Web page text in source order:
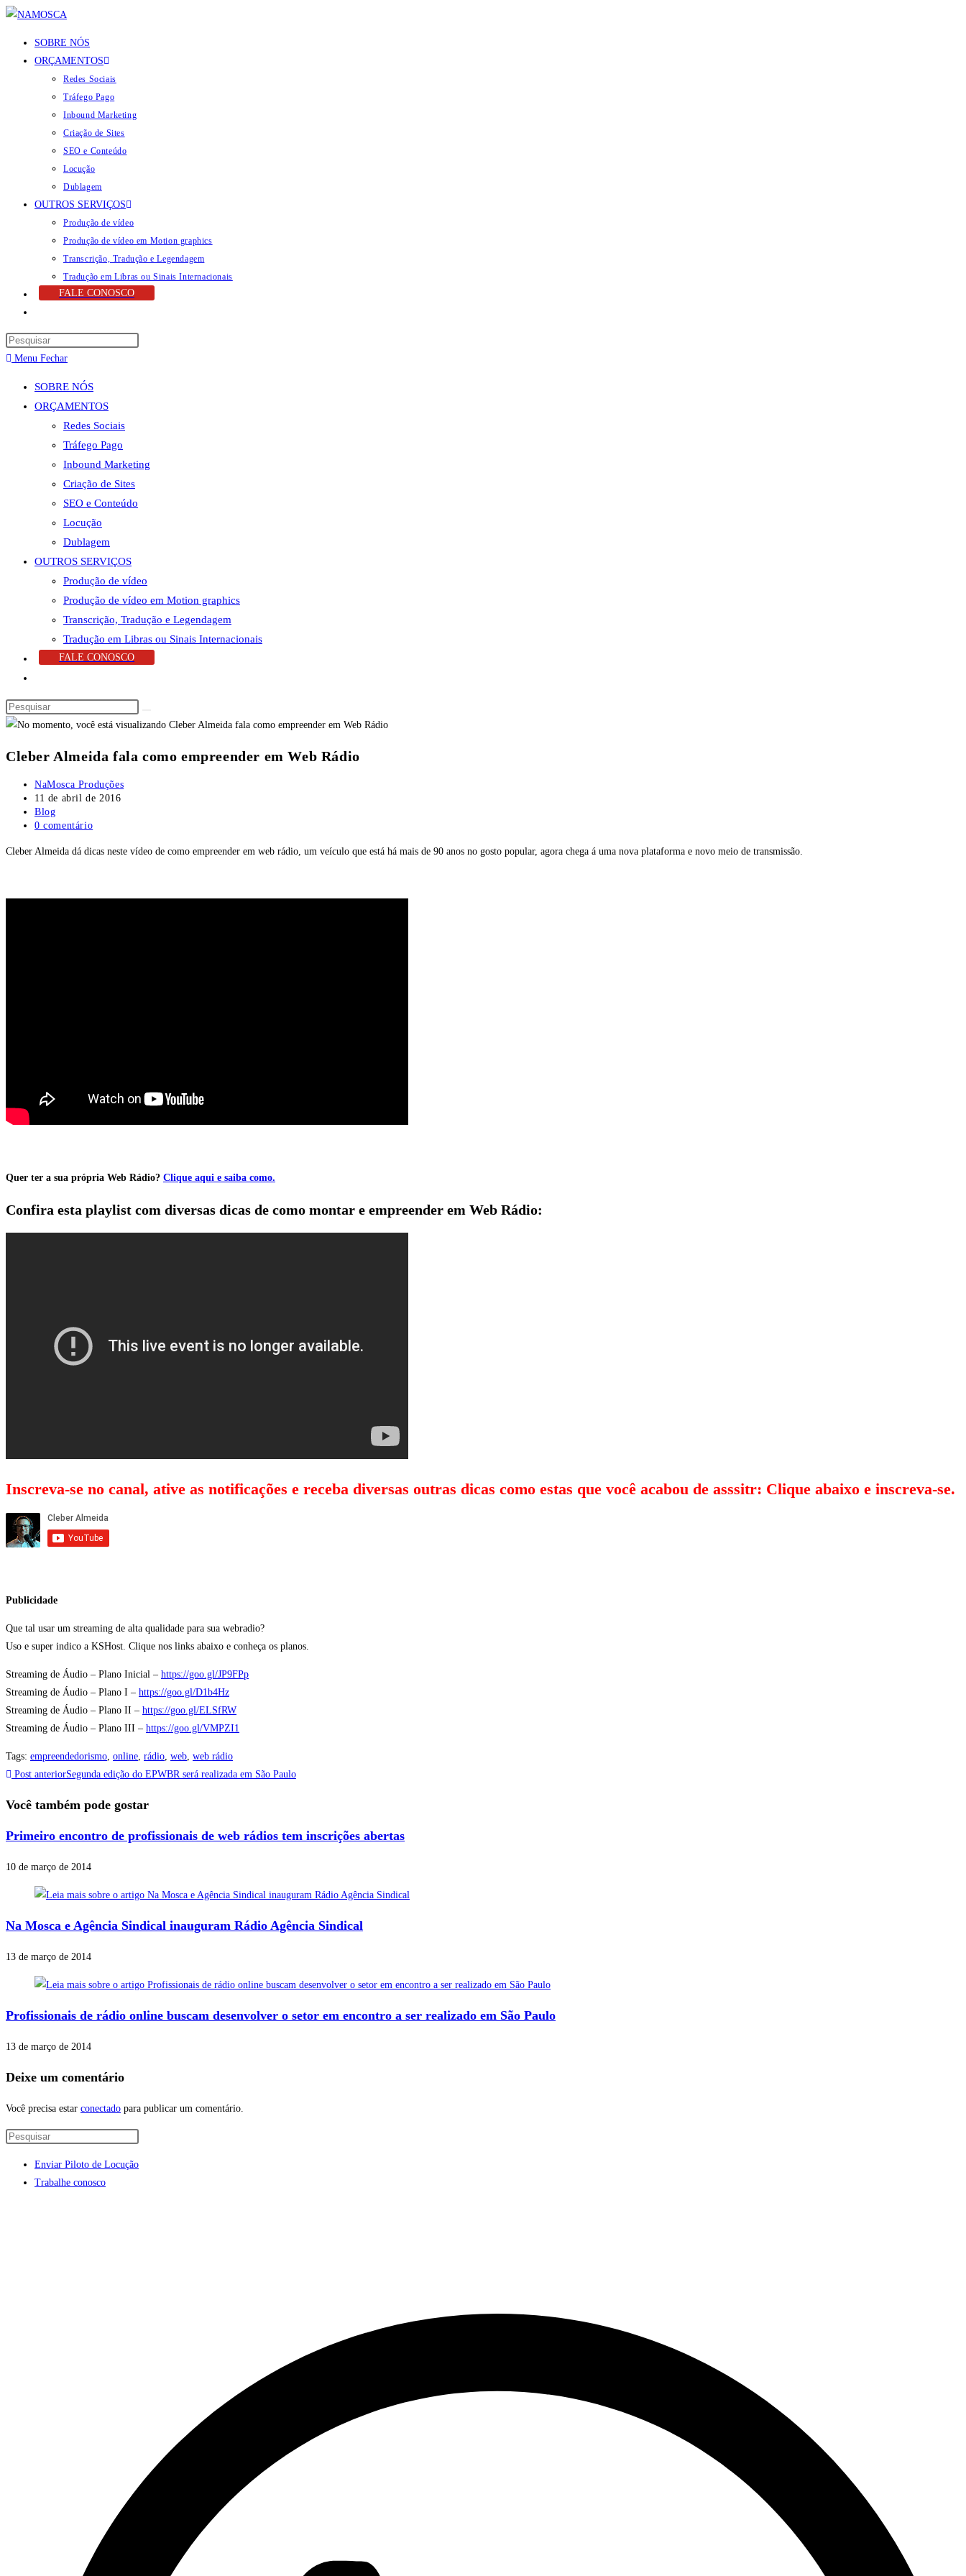
SOBRE NÓS
ORÇAMENTOS
Redes Sociais
Tráfego Pago
Inbound Marketing
Criação de Sites
SEO e Conteúdo
Locução
Dublagem
OUTROS SERVIÇOS
Produção de vídeo
Produção de vídeo em Motion graphics
Transcrição, Tradução e Legendagem
Tradução em Libras ou Sinais Internacionais
FALE CONOSCO
Menu Fechar
SOBRE NÓS
ORÇAMENTOS
Redes Sociais
Tráfego Pago
Inbound Marketing
Criação de Sites
SEO e Conteúdo
Locução
Dublagem
OUTROS SERVIÇOS
Produção de vídeo
Produção de vídeo em Motion graphics
Transcrição, Tradução e Legendagem
Tradução em Libras ou Sinais Internacionais
FALE CONOSCO
Cleber Almeida fala como empreender em Web Rádio
NaMosca Produções
11 de abril de 2016
Blog
0 comentário
Cleber Almeida dá dicas neste vídeo de como empreender em web rádio, um veículo que está há mais de 90 anos no gosto popular, agora chega á uma nova plataforma e novo meio de transmissão.
Quer ter a sua própria Web Rádio? Clique aqui e saiba como.
Confira esta playlist com diversas dicas de como montar e empreender em Web Rádio:
Inscreva-se no canal, ative as notificações e receba diversas outras dicas como estas que você acabou de asssitr: Clique abaixo e inscreva-se.
Publicidade
Que tal usar um streaming de alta qualidade para sua webradio?
Uso e super indico a KSHost. Clique nos links abaixo e conheça os planos.
Streaming de Áudio – Plano Inicial – https://goo.gl/JP9FPp
Streaming de Áudio – Plano I – https://goo.gl/D1b4Hz
Streaming de Áudio – Plano II – https://goo.gl/ELSfRW
Streaming de Áudio – Plano III – https://goo.gl/VMPZI1
Tags: empreendedorismo, online, rádio, web, web rádio
Post anteriorSegunda edição do EPWBR será realizada em São Paulo
Você também pode gostar
Primeiro encontro de profissionais de web rádios tem inscrições abertas
10 de março de 2014
Na Mosca e Agência Sindical inauguram Rádio Agência Sindical
13 de março de 2014
Profissionais de rádio online buscam desenvolver o setor em encontro a ser realizado em São Paulo
13 de março de 2014
Deixe um comentário
Você precisa estar conectado para publicar um comentário.
Enviar Piloto de Locução
Trabalhe conosco